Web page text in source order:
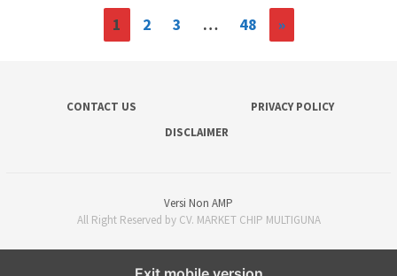
1 2 3 … 48 »
CONTACT US
PRIVACY POLICY
DISCLAIMER
Versi Non AMP
All Right Reserved by CV. MARKET CHIP MULTIGUNA